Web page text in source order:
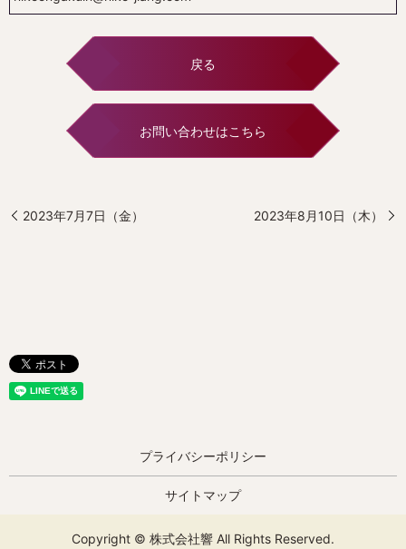
戻る
お問い合わせはこちら
2023年7月7日（金） 2023年8月10日（木）
プライバシーポリシー
サイトマップ
Copyright © 株式会社響 All Rights Reserved.